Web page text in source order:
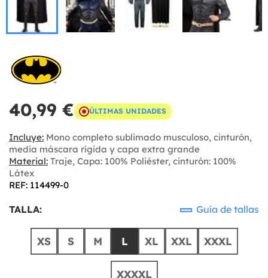
40,99 € ÚLTIMAS UNIDADES
Incluye: Mono completo sublimado musculoso, cinturón,
media máscara rígida y capa extra grande
Material: Traje, Capa: 100% Poliéster, cinturón: 100%
Látex
REF: 114499-0
TALLA: Guía de tallas
XS S M L XL XXL XXXL
XXXXL